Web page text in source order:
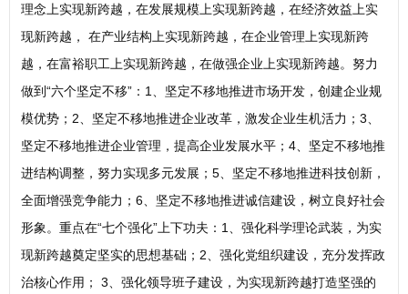
理念上实现新跨越，在发展规模上实现新跨越，在经济效益上实
现新跨越， 在产业结构上实现新跨越，在企业管理上实现新跨
越，在富裕职工上实现新跨越，在做强企业上实现新跨越。努力
做到“六个坚定不移”：1、坚定不移地推进市场开发，创建企业规
模优势；2、坚定不移地推进企业改革，激发企业生机活力；3、
坚定不移地推进企业管理，提高企业发展水平；4、坚定不移地推
进结构调整，努力实现多元发展；5、坚定不移地推进科技创新，
全面增强竞争能力；6、坚定不移地推进诚信建设，树立良好社会
形象。重点在“七个强化”上下功夫：1、强化科学理论武装，为实
现新跨越奠定坚实的思想基础；2、强化党组织建设，充分发挥政
治核心作用； 3、强化领导班子建设，为实现新跨越打造坚强的